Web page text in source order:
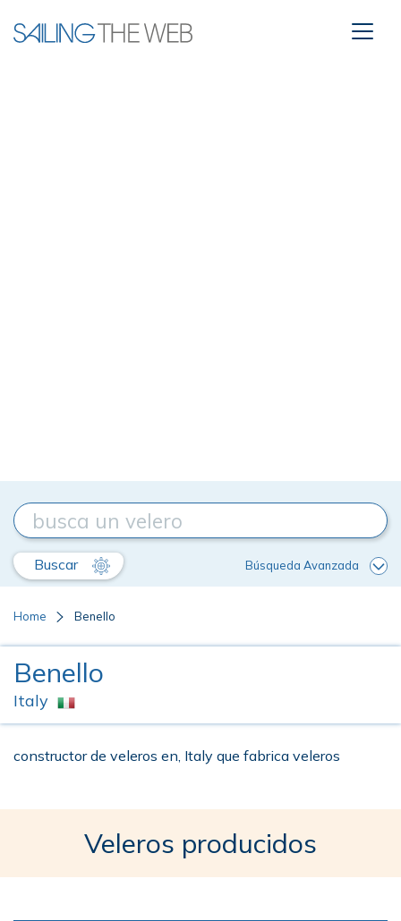
Buscar Búsqueda Avanzada
Home Benello
Benello
Italy
constructor de veleros en, Italy que fabrica veleros
Veleros producidos